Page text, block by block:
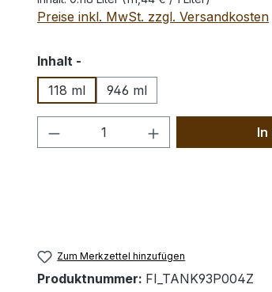
Preise inkl. MwSt. zzgl. Versandkosten
Inhalt -
118 ml
946 ml
Produkt Anzahl: Gib In
Zum Merkzettel hinzufügen
Produktnummer: FI_TANK93P004Z